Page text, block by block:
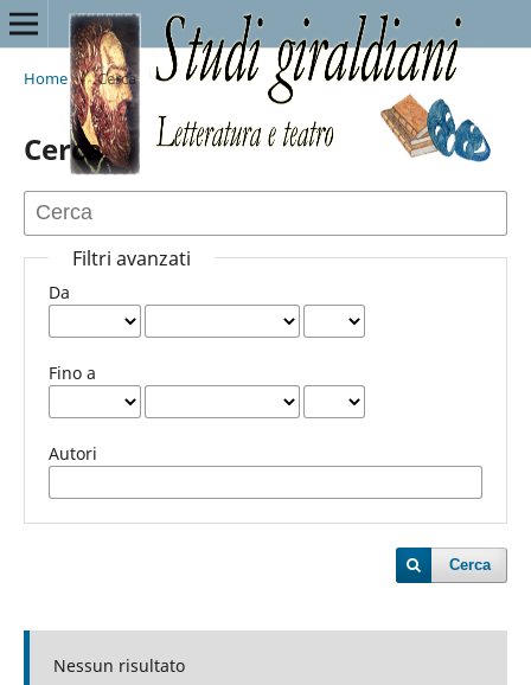
Home / Cerca
Cerca
Filtri avanzati
Da
Fino a
Autori
Cerca
Nessun risultato